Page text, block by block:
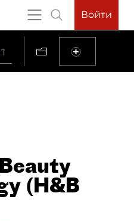
Войти
(H&B